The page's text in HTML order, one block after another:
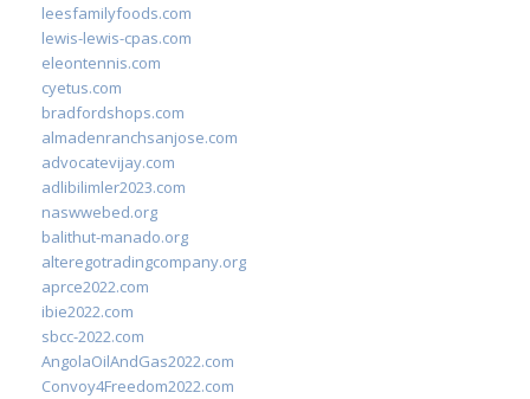
leesfamilyfoods.com
lewis-lewis-cpas.com
eleontennis.com
cyetus.com
bradfordshops.com
almadenranchsanjose.com
advocatevijay.com
adlibilimler2023.com
naswwebed.org
balithut-manado.org
alteregotradingcompany.org
aprce2022.com
ibie2022.com
sbcc-2022.com
AngolaOilAndGas2022.com
Convoy4Freedom2022.com